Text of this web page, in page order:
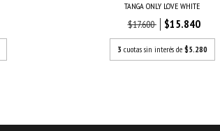
TANGA ONLY LOVE WHITE
$17.600 $15.840
3 cuotas sin interés de $5.280